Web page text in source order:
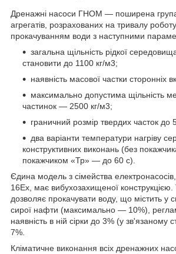
Дренажні насоси ГНОМ — поширена
агрегатів, розрахованих на тривалу
прокачуванням води з наступними
загальна щільність рідкої
становити до 1100 кг/м3;
наявність масової частки
максимально допустима щільність
частинок — 2500 кг/м3;
граничний розмір твердих часток до
два варіанти температури нагріву
конструктивних виконань (без
покажчиком «Тр» — до 60 с).
Єдина модель з сімейства
16Ex, має вибухозахищеної
дозволяє прокачувати воду, що містить у
сирої нафти (максимально — 10%),
наявність в ній сірки до 3% (у зв'язаному
7%.
Кліматичне виконання всіх дренажних